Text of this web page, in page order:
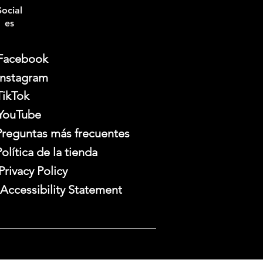
es
más frecuentes
de la tienda
Policy
Accessibility Statement